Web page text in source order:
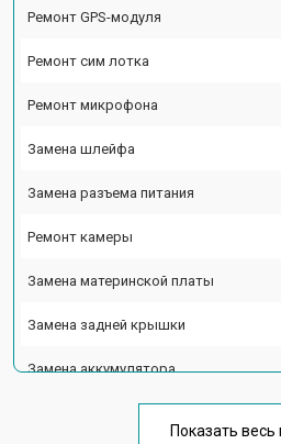
Ремонт GPS-модуля
Ремонт сим лотка
Ремонт микрофона
Замена шлейфа
Замена разъема питания
Ремонт камеры
Замена материнской платы
Замена задней крышки
Замена аккумулятора
Показать весь